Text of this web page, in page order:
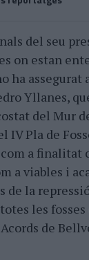
del seu
on estan
ha assegurat
Yllanes,
del Mur
IV Pla de
a finalitat
a viables i
de la
les fosses
de